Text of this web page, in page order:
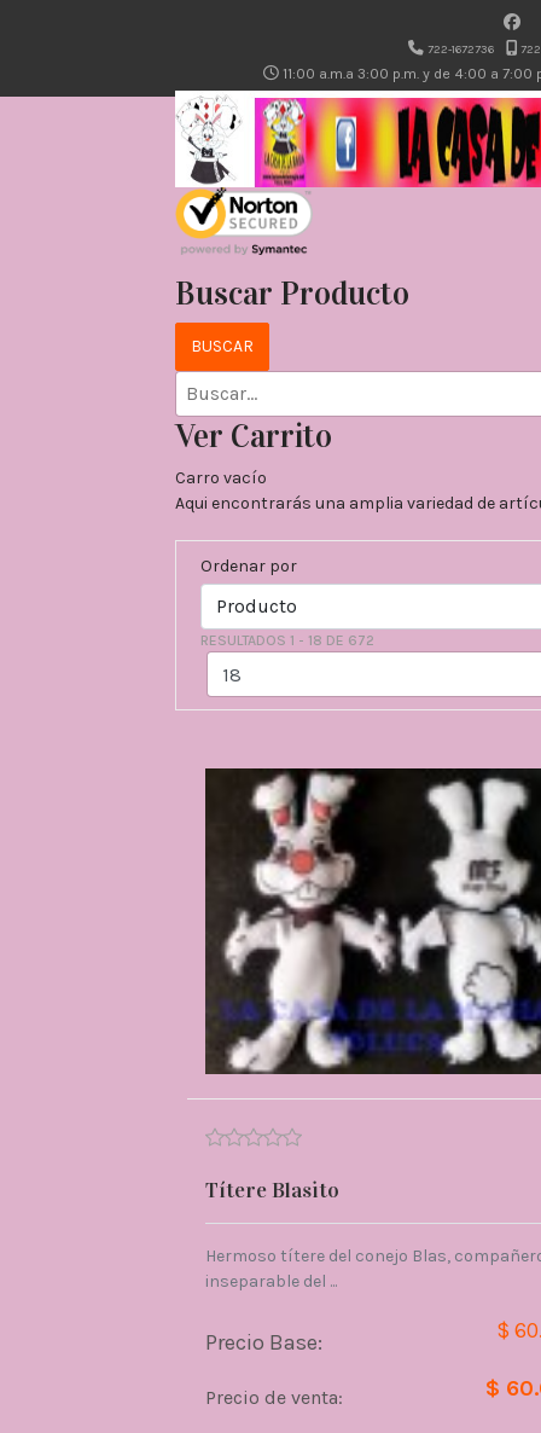
722-1672736
11:00 a.m.a 3:00 p.m. y de 4:00 a 7:00
Buscar Producto
Ver Carrito
Carro vacío
Aqui encontrarás una amplia variedad de
Ordenar por
RESULTADOS 1 - 18 DE 672
Títere Blasito
Hermoso títere del conejo Blas,
inseparable del ...
Precio Base: $
Precio de venta: $